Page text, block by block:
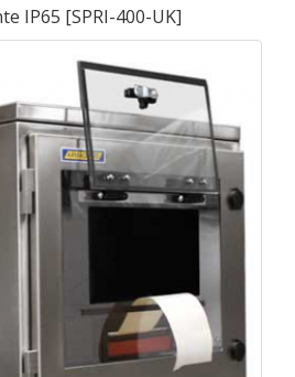
IP65 [SPRI-400-UK]